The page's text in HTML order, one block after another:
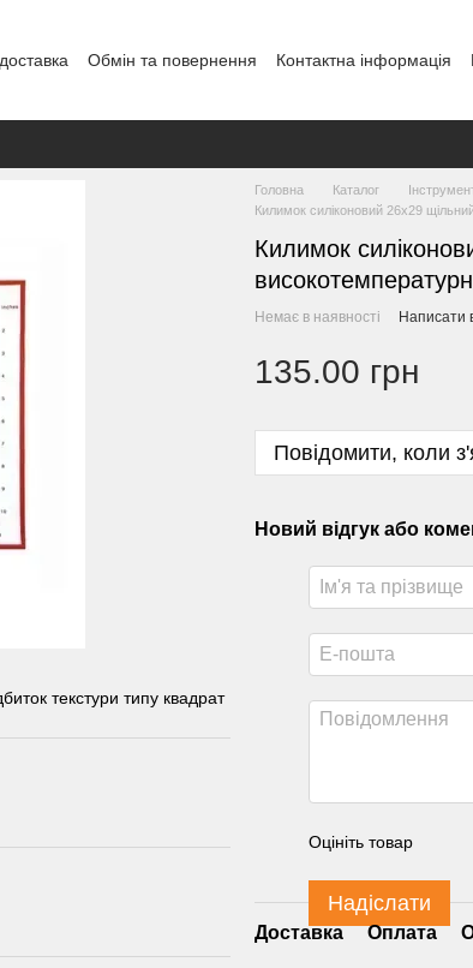
Обмін та повернення Контактна інформація
текстури типу квадрат
Головна Каталог
Килимок силіконовий 26х29
Килимок
Немає в наявності Написати
135.00 грн
Повідомити, коли
Новий відгук або
Оцініть товар
Надіслати
Доставка Оплата